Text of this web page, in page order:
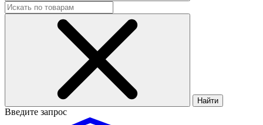
Найти
Введите запрос